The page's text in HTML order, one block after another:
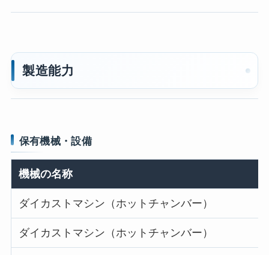
製造能力
保有機械・設備
機械の名称
ダイカストマシン（ホットチャンバー）
ダイカストマシン（ホットチャンバー）